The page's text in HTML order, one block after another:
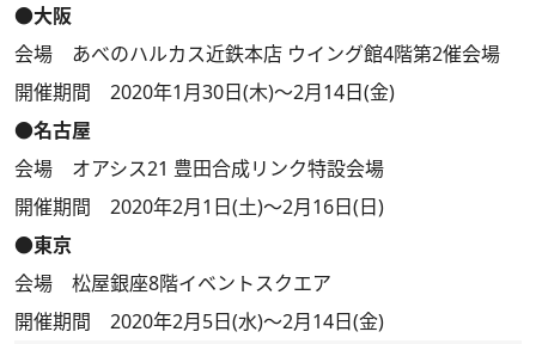
●大阪
会場 あべのハルカス近鉄本店 ウイング館4階第2催会場
開催期間 2020年1月30日(木)～2月14日(金)
●名古屋
会場 オアシス21 豊田合成リンク特設会場
開催期間 2020年2月1日(土)～2月16日(日)
●東京
会場 松屋銀座8階イベントスクエア
開催期間 2020年2月5日(水)～2月14日(金)